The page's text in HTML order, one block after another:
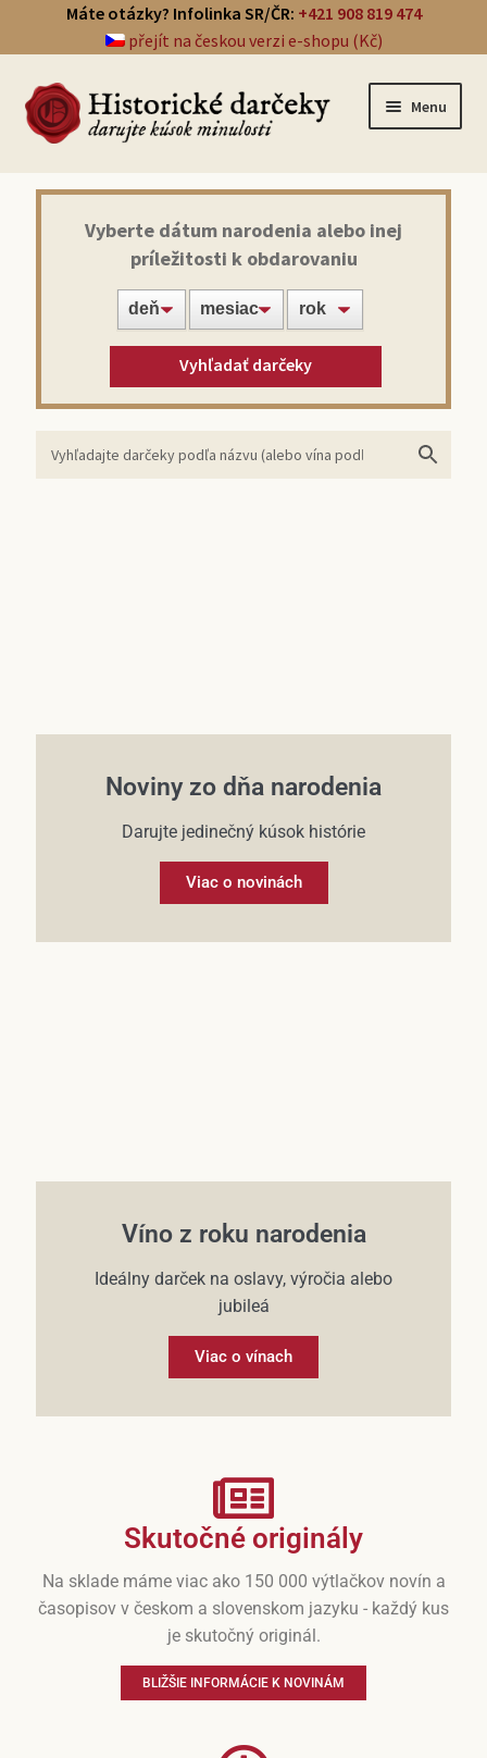
Máte otázky? Infolinka SR/ČR: +421 908 819 474
přejít na českou verzi e-shopu (Kč)
Menu
Prehľad darčekov
Noviny zo dňa narodenia
Víno z roku narodenia
Vyberte dátum narodenia alebo inej
príležitosti k obdarovaniu
Vyhľadať darčeky
Noviny zo dňa narodenia
Darujte jedinečný kúsok histórie
Viac o novinách
Víno z roku narodenia
Ideálny darček na oslavy, výročia alebo
jubileá
Viac o vínach
Skutočné originály
Na sklade máme viac ako 150 000 výtlačkov novín a
časopisov v českom a slovenskom jazyku - každý kus
je skutočný originál.
BLIŽŠIE INFORMÁCIE K NOVINÁM